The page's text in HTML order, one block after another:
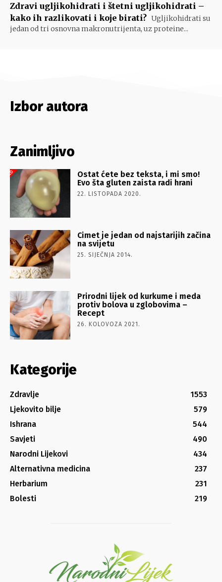
Zdravi ugljikohidrati i štetni ugljikohidrati –
kako ih razlikovati i koje birati? Ugljikohidrati su
jedan od tri osnovna makronutrijenta, uz proteine...
Izbor autora
Zanimljivo
Ostat ćete bez teksta, i mi smo!
Evo šta gluten zaista radi hrani
22. LISTOPADA 2020.
Cimet je jedan od najstarijih začina
na svijetu
25. SIJEČNJA 2014.
Prirodni lijek od kurkume i meda
protiv bolova u zglobovima –
Recept
26. KOLOVOZA 2021.
Kategorije
Zdravlje
1553
Ljekovito bilje
579
Ishrana
544
Savjeti
490
Narodni Lijekovi
434
Alternativna medicina
237
Herbarium
231
Bolesti
219